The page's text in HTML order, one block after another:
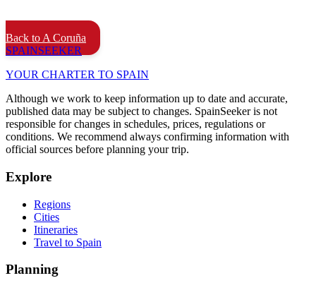
Back to A Coruña
SPAINSEEKER
YOUR CHARTER TO SPAIN
Although we work to keep information up to date and accurate,
published data may be subject to changes. SpainSeeker is not
responsible for changes in schedules, prices, regulations or
conditions. We recommend always confirming information with
official sources before planning your trip.
Explore
Regions
Cities
Itineraries
Travel to Spain
Planning